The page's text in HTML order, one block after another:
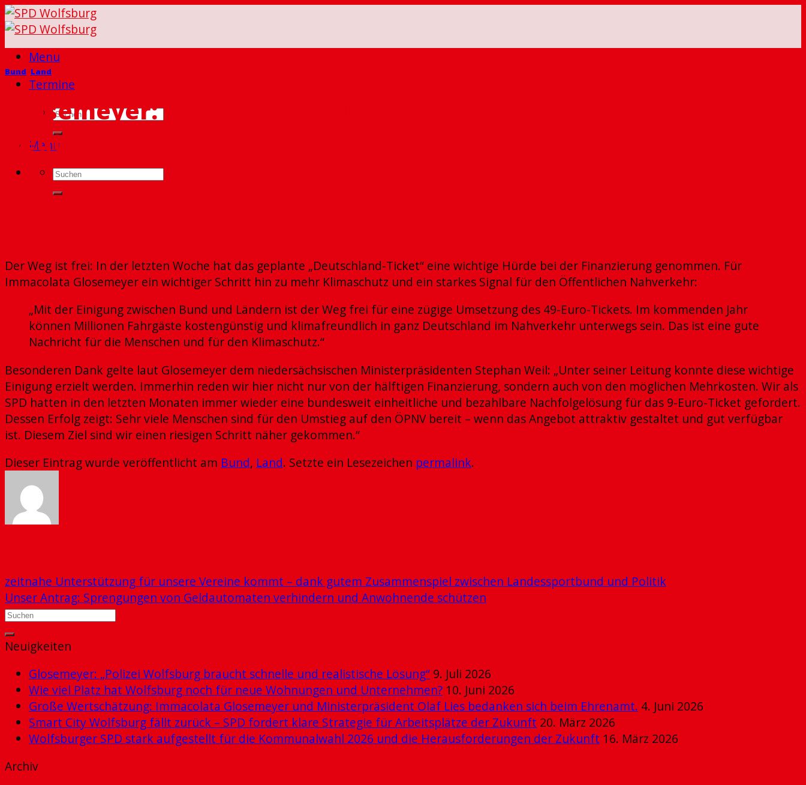
Skip
to
content
Menu
Termine
Menu
Bund Land
Glosemeyer: Einigung über die Finanzierung des
Deutschlandtickets ist starkes Signal
Der Weg ist frei: In der letzten Woche hat das geplante „Deutschland-Ticket“ eine wichtige Hürde bei der Finanzierung genommen. Für
Immacolata Glosemeyer ein wichtiger Schritt hin zu mehr Klimaschutz und ein starkes Signal für den Öffentlichen Nahverkehr:
„Mit der Einigung zwischen Bund und Ländern ist der Weg frei für eine zügige Umsetzung des 49-Euro-Tickets. Im kommenden Jahr
können Millionen Fahrgäste kostengünstig und klimafreundlich in ganz Deutschland im Nahverkehr unterwegs sein. Das ist eine gute
Nachricht für die Menschen und für den Klimaschutz.“
Besonderen Dank gelte laut Glosemeyer dem niedersächsischen Ministerpräsidenten Stephan Weil: „Unter seiner Leitung konnte diese wichtige
Einigung erzielt werden. Immerhin reden wir hier nicht nur von der hälftigen Finanzierung, sondern auch von den möglichen Mehrkosten. Wir als
SPD hatten in den letzten Monaten immer wieder eine bundesweit einheitliche und bezahlbare Nachfolgelösung für das 9-Euro-Ticket gefordert.
Dessen Erfolg zeigt: Sehr viele Menschen sind für den Umstieg auf den ÖPNV bereit – wenn das Angebot attraktiv gestaltet und gut verfügbar
ist. Diesem Ziel sind wir einen riesigen Schritt näher gekommen.“
Dieser Eintrag wurde veröffentlicht am Bund, Land. Setzte ein Lesezeichen permalink.
zeitnahe Unterstützung für unsere Vereine kommt – dank gutem Zusammenspiel zwischen Landessportbund und Politik
Unser Antrag: Sprengungen von Geldautomaten verhindern und Anwohnende schützen
Neuigkeiten
Glosemeyer: „Polizei Wolfsburg braucht schnelle und realistische Lösung“ 9. Juli 2026
Wie viel Platz hat Wolfsburg noch für neue Wohnungen und Unternehmen? 10. Juni 2026
Große Wertschätzung: Immacolata Glosemeyer und Ministerpräsident Olaf Lies bedanken sich beim Ehrenamt. 4. Juni 2026
Smart City Wolfsburg fällt zurück – SPD fordert klare Strategie für Arbeitsplätze der Zukunft 20. März 2026
Wolfsburger SPD stark aufgestellt für die Kommunalwahl 2026 und die Herausforderungen der Zukunft 16. März 2026
Archiv